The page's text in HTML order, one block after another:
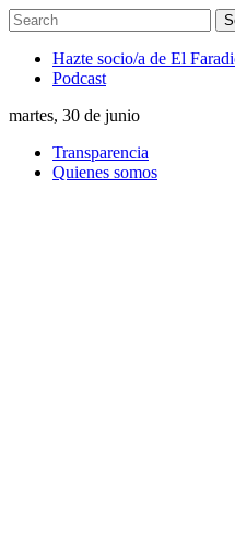
Hazte socio/a de El
Podcast
martes, 30 de junio
Transparencia
Quienes somos